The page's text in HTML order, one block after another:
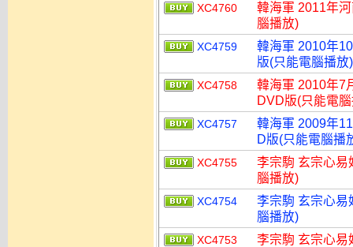
XC4760
韓海軍 2011年
腦播放)
XC4759
韓海軍 2010年
版(只能電腦播放)
XC4758
韓海軍 2010年7
DVD版(只能電
XC4757
韓海軍 2009年
D版(只能電腦播
XC4755
李宗駒 玄宗心易
腦播放)
XC4754
李宗駒 玄宗心易
腦播放)
XC4753
李宗駒 玄宗心易